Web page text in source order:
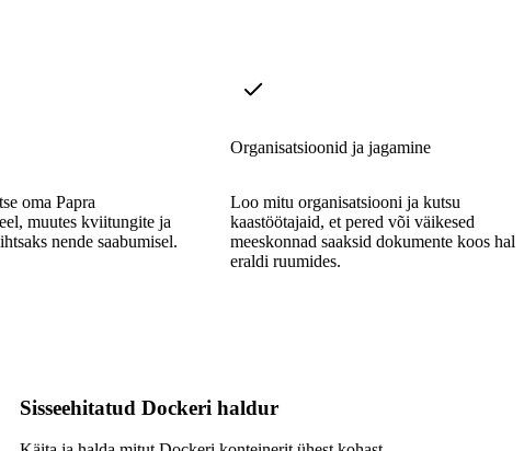
oma Papra
muutes kviitungite ja
nende saabumisel.
Organisatsioonid ja jagamine
Loo mitu organisatsiooni ja kutsu
kaastöötajaid, et pered või väikesed
meeskonnad saaksid dokumente koos
eraldi ruumides.
Sisseehitatud Dockeri haldur